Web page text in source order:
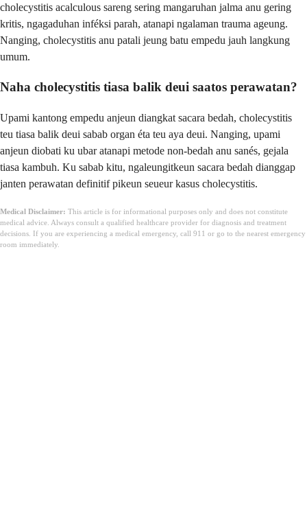
cholecystitis acalculous sareng sering mangaruhan jalma anu gering
kritis, ngagaduhan inféksi parah, atanapi ngalaman trauma ageung.
Nanging, cholecystitis anu patali jeung batu empedu jauh langkung
umum.
Naha cholecystitis tiasa balik deui saatos perawatan?
Upami kantong empedu anjeun diangkat sacara bedah, cholecystitis
teu tiasa balik deui sabab organ éta teu aya deui. Nanging, upami
anjeun diobati ku ubar atanapi metode non-bedah anu sanés, gejala
tiasa kambuh. Ku sabab kitu, ngaleungitkeun sacara bedah dianggap
janten perawatan definitif pikeun seueur kasus cholecystitis.
Medical Disclaimer: This article is for informational purposes only and does not constitute
medical advice. Always consult a qualified healthcare provider for diagnosis and treatment
decisions. If you are experiencing a medical emergency, call 911 or go to the nearest emergency
room immediately.